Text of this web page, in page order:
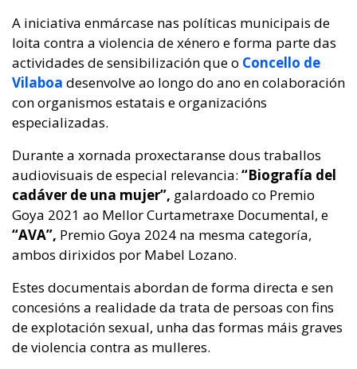
A iniciativa enmárcase nas políticas municipais de
loita contra a violencia de xénero e forma parte das
actividades de sensibilización que o Concello de
Vilaboa desenvolve ao longo do ano en colaboración
con organismos estatais e organizacións
especializadas.
Durante a xornada proxectaranse dous traballos
audiovisuais de especial relevancia: “Biografía del
cadáver de una mujer”, galardoado co Premio
Goya 2021 ao Mellor Curtametraxe Documental, e
“AVA”, Premio Goya 2024 na mesma categoría,
ambos dirixidos por Mabel Lozano.
Estes documentais abordan de forma directa e sen
concesións a realidade da trata de persoas con fins
de explotación sexual, unha das formas máis graves
de violencia contra as mulleres.